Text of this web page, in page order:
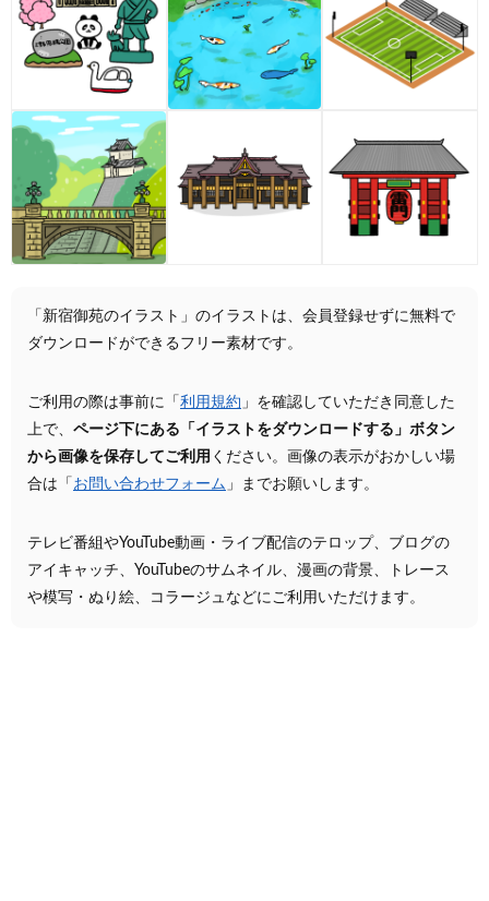
「新宿御苑のイラスト」のイラストは、会員登録せずに無料で
ダウンロードができるフリー素材です。
ご利用の際は事前に「 利用規約 」を確認していただき同意した
上で、 ページ下にある「イラストをダウンロードする」ボタン
から画像を保存してご利用 ください。画像の表示がおかしい場
合は「 お問い合わせフォーム 」までお願いします。
テレビ番組やYouTube動画・ライブ配信のテロップ、ブログの
アイキャッチ、YouTubeのサムネイル、漫画の背景、トレース
や模写・ぬり絵、コラージュなどにご利用いただけます。